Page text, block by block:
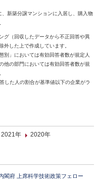
、新築分譲マンションに入居し、購入物
グ（回収したデータから不正回答や異
した上で作成しています。
」においては有効回答者数が規定人
他の部門においては有効回答者数が規
した人の割合が基準値以下の企業がラ
2021年 2020年
閣府 上席科学技術政策フェロー